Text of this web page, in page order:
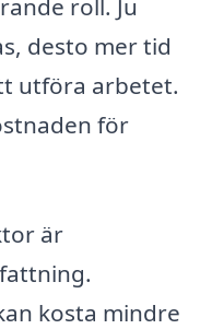
roll. Ju
desto mer tid
utföra arbetet.
för
är
kosta mindre